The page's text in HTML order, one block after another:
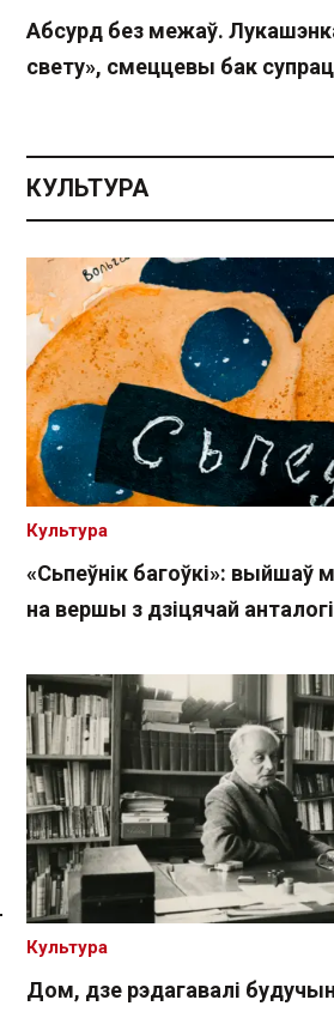
Спасылка без VPN
Абсурд без межаў.
свету», смеццевы бак
КУЛЬТУРА
«Сьпеўнік багоўкі»:
на вершы з дзіцячай
Культура
Дом, дзе рэдагавалі
Культура